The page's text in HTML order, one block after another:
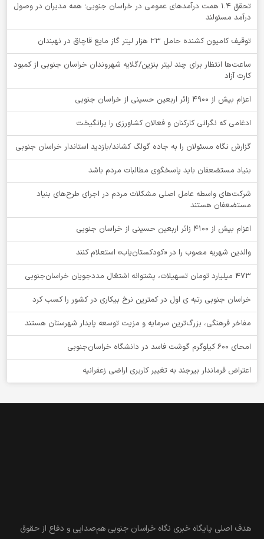
تحقق ۱.۴ همت درآمدهای عمومی در خراسان جنوبی؛ همه مدیران در وصول
درآمد مسئولند
توقيف کامیون کشنده حامل 23 هزار لیتر گاز مایع قاچاق در نهبندان
ساعت‌ها انتظار برای چند لیتر بنزین/گلایه شهروندان خراسان جنوبی از کمبود
کارت آزاد
اعزام بیش از 4900 زائر اربعین حسینی از خراسان جنوبی
ادغامی که نگرانی کارکنان و فعالان کشاورزی را برانگیخت
گزارش نگاه مسئولان را به جاده گولگ کشاند/بازدید استاندار خراسان جنوبی
بنیاد مستضعفان باید پاسخگوی مطالبات مردم باشد
شرکت‌های واسطه عامل اصلی مشکلات مردم در اجرای طرح‌های بنیاد
مستضعفان هستند
اعزام بیش از 4100 زائر اربعین حسینی از خراسان جنوبی
والدین شهریه مصوب را در «کودکستان‌یاب» استعلام کنند
۴۷۳ میلیارد تومان تسهیلات، پشتوانه اشتغال مددجویان خراسان‌جنوبی
خراسان جنوبی رتبه ی اول در کمترین نرخ بیکاری در کشور را کسب کرد
مفاخر فرهنگی، بزرگ‌ترین سرمایه و مزیت توسعه پایدار شهرستان هستند
امحای ۶۰۰ کیلوگرم گوشت فاسد در دانشگاه خراسان‌جنوبی
اعتراض فرماندار بیرجند به تغییر کاربری اراضی زعفرانیه
نیستند و در هیچ دولتی، چه اصلاح‌طلب، چه اصولگرا و چه اعتدالگرا،